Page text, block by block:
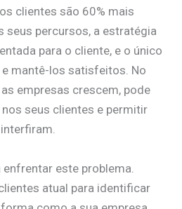
clientes são 60% mais
seus percursos, a estratégia
para o cliente, e o único
mantê-los satisfeitos. No
empresas crescem, pode
seus clientes e permitir
este problema.
atual para identificar